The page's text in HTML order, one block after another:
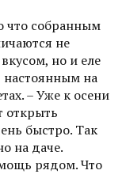
что собранным
не
но и еле
настоянным на
– Уже к осени
открыть
быстро. Так
на даче.
рядом. Что